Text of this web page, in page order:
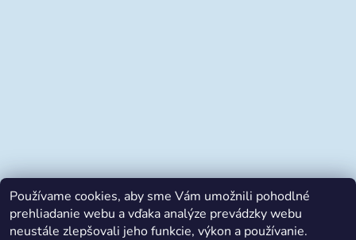
Používame cookies, aby sme Vám umožnili pohodlné
prehliadanie webu a vďaka analýze prevádzky webu
neustále zlepšovali jeho funkcie, výkon a používanie.